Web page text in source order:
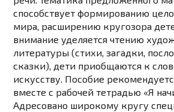
способствует формированию
мира, расширению кругозора
внимание уделяется чтению
литературы (стихи, загадки,
сказки), дети приобщаются к
искусству. Пособие
вместе с рабочей тетрадью «Я
Адресовано широкому кругу